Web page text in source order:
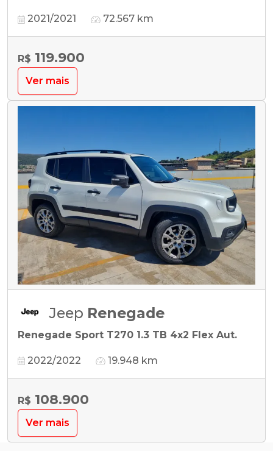
2021/2021 72.567 km
R$ 119.900
Ver mais
Jeep Renegade
Renegade Sport T270 1.3 TB 4x2 Flex Aut.
2022/2022 19.948 km
R$ 108.900
Ver mais